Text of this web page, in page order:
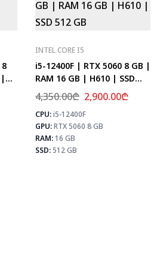
⚡ MAX FPS
CS2
278
PUBG
171
Fortnite
202
INTEL CORE I5
i5-12400F | RTX 5060 8 GB |
RAM 16 GB | H610 | SSD
512 GB
4,350.00₾ 2,900.00₾
CPU:i5-12400F
GPU:RTX 5060 8 GB
RAM:16 GB
SSD:512 GB